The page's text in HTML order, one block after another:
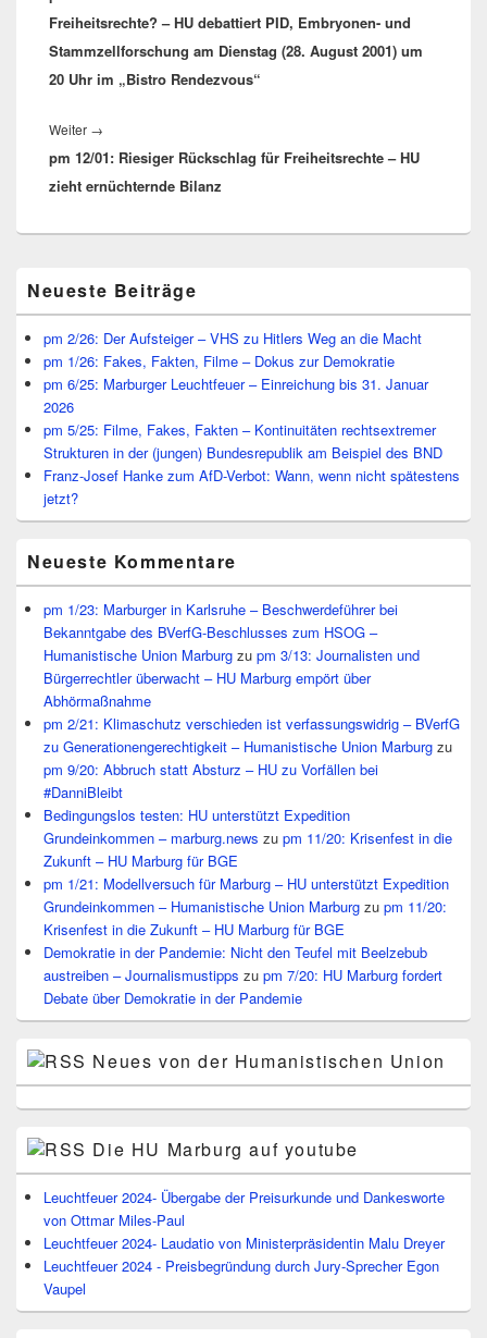
Freiheitsrechte? – HU debattiert PID, Embryonen- und
Stammzellforschung am Dienstag (28. August 2001) um
20 Uhr im „Bistro Rendezvous“
Weiter →
Beitrag:
pm 12/01: Riesiger Rückschlag für Freiheitsrechte – HU
zieht ernüchternde Bilanz
Seitenleisten
Widget-
Bereich
Neueste Beiträge
pm 2/26: Der Aufsteiger – VHS zu Hitlers Weg an die Macht
pm 1/26: Fakes, Fakten, Filme – Dokus zur Demokratie
pm 6/25: Marburger Leuchtfeuer – Einreichung bis 31. Januar
2026
pm 5/25: Filme, Fakes, Fakten – Kontinuitäten rechtsextremer
Strukturen in der (jungen) Bundesrepublik am Beispiel des BND
Franz-Josef Hanke zum AfD-Verbot: Wann, wenn nicht spätestens
jetzt?
Neueste Kommentare
pm 1/23: Marburger in Karlsruhe – Beschwerdeführer bei
Bekanntgabe des BVerfG-Beschlusses zum HSOG –
Humanistische Union Marburg zu pm 3/13: Journalisten und
Bürgerrechtler überwacht – HU Marburg empört über
Abhörmaßnahme
pm 2/21: Klimaschutz verschieden ist verfassungswidrig – BVerfG
zu Generationengerechtigkeit – Humanistische Union Marburg zu
pm 9/20: Abbruch statt Absturz – HU zu Vorfällen bei
#DanniBleibt
Bedingungslos testen: HU unterstützt Expedition
Grundeinkommen – marburg.news zu pm 11/20: Krisenfest in die
Zukunft – HU Marburg für BGE
pm 1/21: Modellversuch für Marburg – HU unterstützt Expedition
Grundeinkommen – Humanistische Union Marburg zu pm 11/20:
Krisenfest in die Zukunft – HU Marburg für BGE
Demokratie in der Pandemie: Nicht den Teufel mit Beelzebub
austreiben – Journalismustipps zu pm 7/20: HU Marburg fordert
Debate über Demokratie in der Pandemie
Neues von der Humanistischen Union
Die HU Marburg auf youtube
Leuchtfeuer 2024- Übergabe der Preisurkunde und Dankesworte
von Ottmar Miles-Paul
Leuchtfeuer 2024- Laudatio von Ministerpräsidentin Malu Dreyer
Leuchtfeuer 2024 - Preisbegründung durch Jury-Sprecher Egon
Vaupel